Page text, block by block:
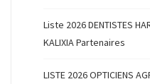
Liste 2026 DENTISTES
KALIXIA Partenaires
LISTE 2026 OPTICIENS